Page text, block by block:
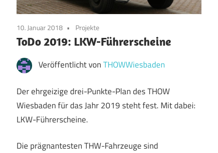
10. Januar 2018 Projekte
ToDo 2019: LKW-Führerscheine
Veröffentlicht vonTHOWWiesbaden
Der ehrgeizige drei-Punkte-Plan des THOW
Wiesbaden für das Jahr 2019 steht fest. Mit dabei:
LKW-Führerscheine.
Die prägnantesten THW-Fahrzeuge sind